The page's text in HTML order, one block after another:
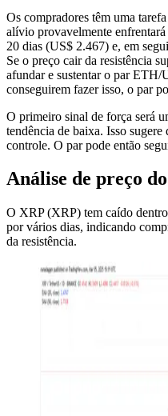
Os compradores têm uma
alívio provavelmente
20 dias (US$ 2.467) e, em
Se o preço cair da resistência
afundar e sustentar o par
conseguirem fazer isso, o par
O primeiro sinal de força será
tendência de baixa. Isso sugere
controle. O par pode então
Análise de preço
O XRP (XRP) tem caído
por vários dias, indicando
da resistência.